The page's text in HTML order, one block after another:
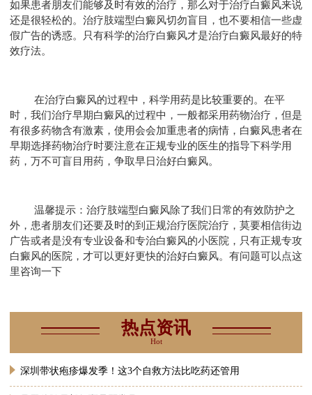
如果患者朋友们能够及时有效的治疗，那么对于治疗白癜风来说
还是很轻松的。治疗肢端型白癜风切勿盲目，也不要相信一些虚
假广告的诱惑。只有科学的治疗白癜风才是治疗白癜风最好的特
效疗法。
在治疗白癜风的过程中，科学用药是比较重要的。在平
时，我们治疗早期白癜风的过程中，一般都采用药物治疗，但是
有很多药物含有激素，使用会会加重患者的病情，白癜风患者在
早期选择药物治疗时要注意在正规专业的医生的指导下科学用
药，万不可盲目用药，争取早日治好白癜风。
温馨提示：治疗肢端型白癜风除了我们日常的有效防护之
外，患者朋友们还要及时的到正规治疗医院治疗，莫要相信街边
广告或者是没有专业设备和专治白癜风的小医院，只有正规专攻
白癜风的医院，才可以更好更快的治好白癜风。有问题可以点这
里咨询一下
热点资讯
Hot
深圳带状疱疹爆发季！这3个自救方法比吃药还管用